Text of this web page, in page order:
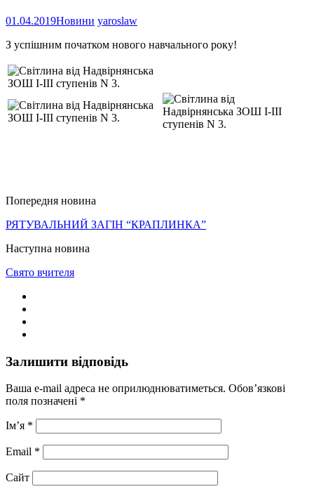
01.04.2019Новини yaroslaw
З успішним початком нового навчального року!
Попередня новина
РЯТУВАЛЬНИЙ ЗАГІН “КРАПЛИНКА”
Наступна новина
Свято вчителя
Залишити відповідь
Ваша e-mail адреса не оприлюднюватиметься. Обов’язкові
поля позначені *
Ім’я *
Email *
Сайт